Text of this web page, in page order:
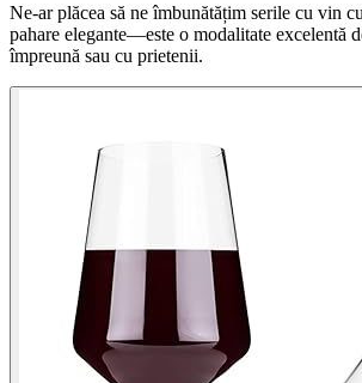
Ne-ar plăcea să ne îmbunătățim serile cu vin
pahare elegante—este o modalitate excelentă
împreună sau cu prietenii.